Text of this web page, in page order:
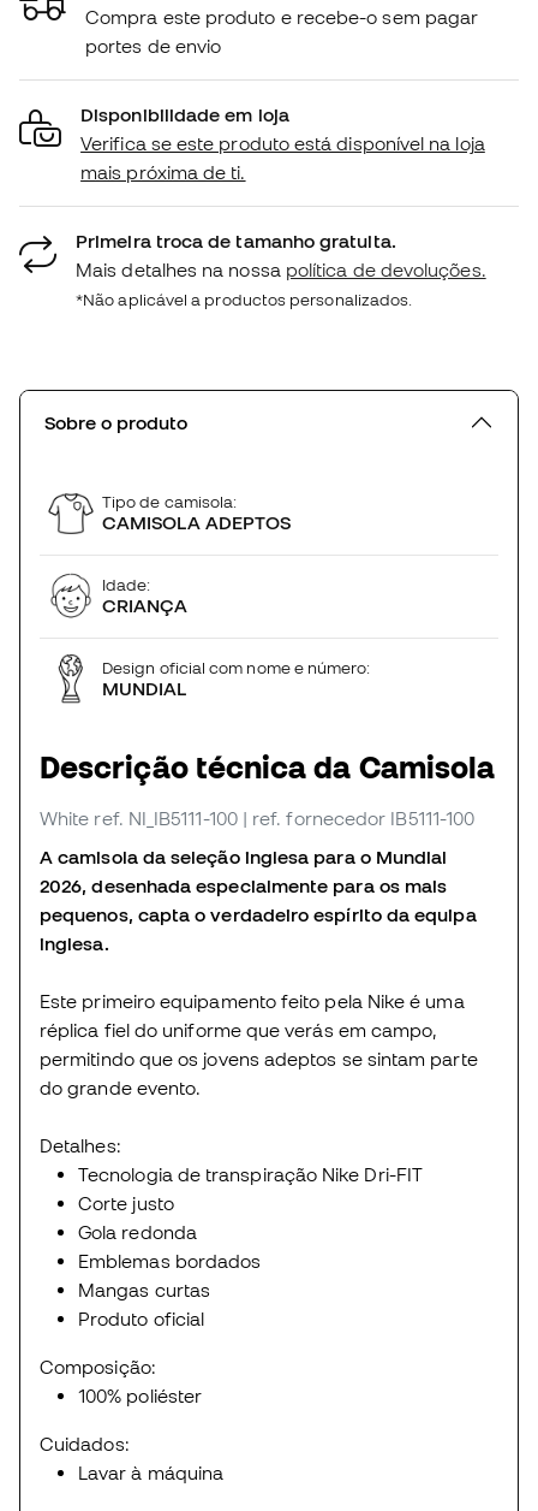
Compra este produto e recebe-o sem pagar
portes de envio
Disponibilidade em loja
Verifica se este produto está disponível na loja
mais próxima de ti.
Primeira troca de tamanho gratuita.
Mais detalhes na nossa política de devoluções.
*Não aplicável a productos personalizados.
Sobre o produto
Tipo de camisola:
CAMISOLA ADEPTOS
Idade:
CRIANÇA
Design oficial com nome e número:
MUNDIAL
Descrição técnica da Camisola
White ref. NI_IB5111-100 | ref. fornecedor IB5111-100
A camisola da seleção inglesa para o Mundial
2026, desenhada especialmente para os mais
pequenos, capta o verdadeiro espírito da equipa
inglesa.
Este primeiro equipamento feito pela Nike é uma
réplica fiel do uniforme que verás em campo,
permitindo que os jovens adeptos se sintam parte
do grande evento.
Detalhes:
Tecnologia de transpiração Nike Dri-FIT
Corte justo
Gola redonda
Emblemas bordados
Mangas curtas
Produto oficial
Composição:
100% poliéster
Cuidados:
Lavar à máquina